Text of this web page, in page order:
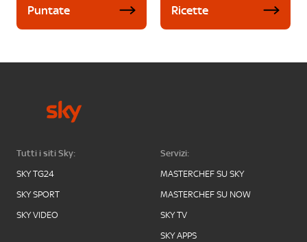
Puntate Ricette
Tutti i siti Sky:
SKY TG24
SKY SPORT
SKY VIDEO
Servizi:
MASTERCHEF SU SKY
MASTERCHEF SU NOW
SKY TV
SKY APPS